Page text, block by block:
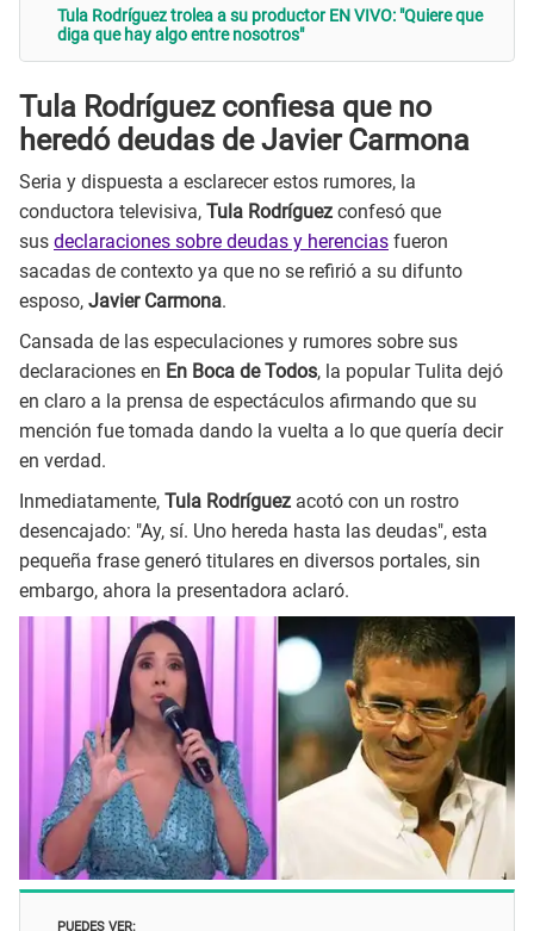
Tula Rodríguez trolea a su productor EN VIVO: "Quiere que
diga que hay algo entre nosotros"
Tula Rodríguez confiesa que no
heredó deudas de Javier Carmona
Seria y dispuesta a esclarecer estos rumores, la
conductora televisiva, Tula Rodríguez confesó que
sus declaraciones sobre deudas y herencias fueron
sacadas de contexto ya que no se refirió a su difunto
esposo, Javier Carmona.
Cansada de las especulaciones y rumores sobre sus
declaraciones en En Boca de Todos, la popular Tulita dejó
en claro a la prensa de espectáculos afirmando que su
mención fue tomada dando la vuelta a lo que quería decir
en verdad.
Inmediatamente, Tula Rodríguez acotó con un rostro
desencajado: "Ay, sí. Uno hereda hasta las deudas", esta
pequeña frase generó titulares en diversos portales, sin
embargo, ahora la presentadora aclaró.
PUEDES VER: